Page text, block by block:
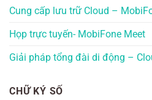
Cung cấp lưu trữ Cloud –
Họp trực tuyến- MobiFone Meet
Giải pháp tổng đài di động –
CHỮ KÝ SỐ